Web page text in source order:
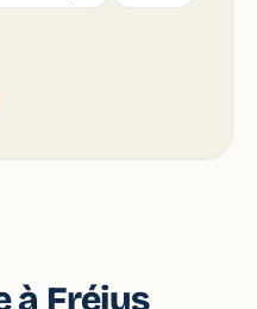
à Fréjus